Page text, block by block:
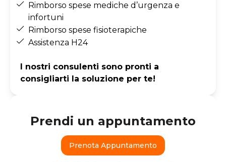
Rimborso spese mediche d’urgenza e
infortuni
Rimborso spese fisioterapiche
Assistenza H24
I nostri consulenti sono pronti a
consigliarti la soluzione per te!
Prendi un appuntamento
Prenota Appuntamento